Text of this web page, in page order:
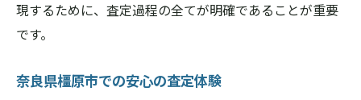
現するために、査定過程の全てが明確であることが重要
です。
奈良県橿原市での安心の査定体験